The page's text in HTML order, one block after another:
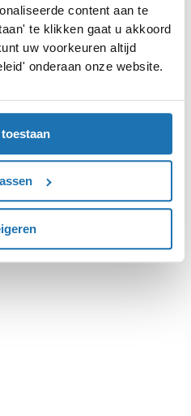
content aan te
te klikken gaat u akkoord
uw voorkeuren altijd
onderaan onze website.
exception has occurred while
(see the browser console